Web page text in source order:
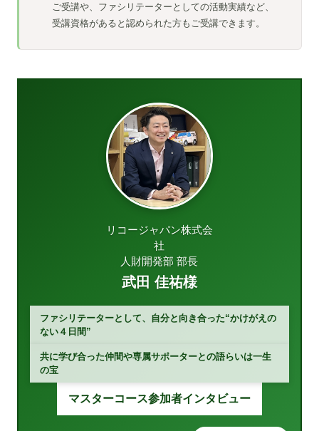
ご受講や、ファシリテーターとしての活動実績など、
受講資格があると認められた方もご受講できます。
マスターコース参加者インタビュー
ファシリテーターとして、自分と向き合った“かけがえの
ない４日間”
共に学び合った仲間や専属サポーターとの語らいは一生
の宝
リコージャパン株式会
社
人財開発部 部長
武田 佳祐様